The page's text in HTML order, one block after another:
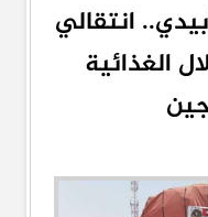
انتقالي
الغذائية